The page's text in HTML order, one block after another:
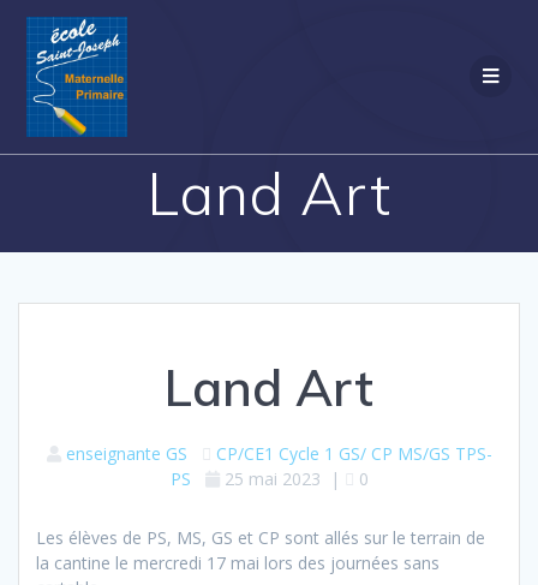
Land Art
Land Art
enseignante GS CP/CE1 Cycle 1 GS/ CP MS/GS TPS-
PS
25 mai 2023 | 0
Les élèves de PS, MS, GS et CP sont allés sur le terrain de
la cantine le mercredi 17 mai lors des journées sans